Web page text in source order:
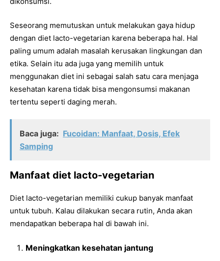
Seseorang memutuskan untuk melakukan gaya hidup
dengan diet lacto-vegetarian karena beberapa hal. Hal
paling umum adalah masalah kerusakan lingkungan dan
etika. Selain itu ada juga yang memilih untuk
menggunakan diet ini sebagai salah satu cara menjaga
kesehatan karena tidak bisa mengonsumsi makanan
tertentu seperti daging merah.
Baca juga: Fucoidan: Manfaat, Dosis, Efek
Samping
Manfaat diet lacto-vegetarian
Diet lacto-vegetarian memiliki cukup banyak manfaat
untuk tubuh. Kalau dilakukan secara rutin, Anda akan
mendapatkan beberapa hal di bawah ini.
Meningkatkan kesehatan jantung